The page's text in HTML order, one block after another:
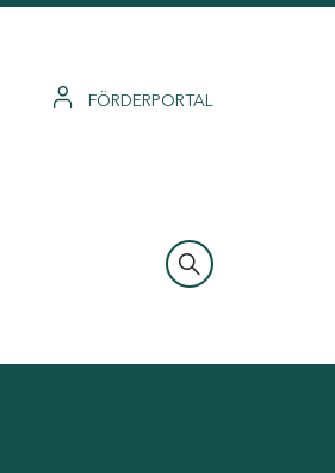
FÖRDERPORTAL